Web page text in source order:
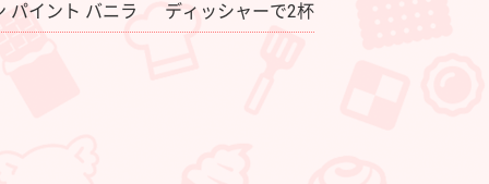
パイント バニラ ディッシャーで2杯